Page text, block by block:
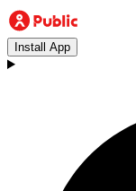
Install App